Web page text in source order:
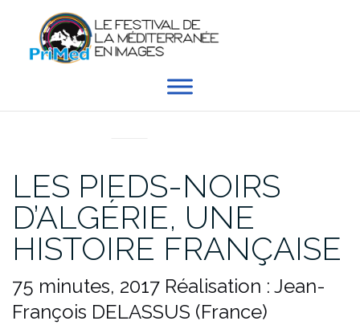
contenu
LES PIEDS-NOIRS
D’ALGÉRIE, UNE
HISTOIRE FRANÇAISE
75 minutes, 2017 Réalisation : Jean-
François DELASSUS (France)